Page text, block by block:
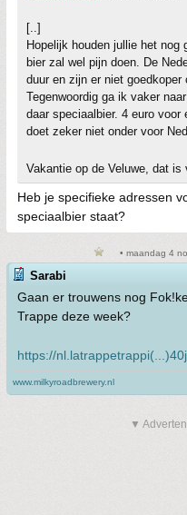
[..]
Hopelijk houden jullie het
bier zal wel pijn doen. De
duur en zijn er niet goedkoper
Tegenwoordig ga ik vaker
daar speciaalbier. 4 euro
doet zeker niet onder voor
Vakantie op de Veluwe, dat
Heb je specifieke adressen
speciaalbier staat?
• maandag 4
Sarabi
Gaan er trouwens nog
Trappe deze week?
https://
www.milkyroadbrewery.nl
▼